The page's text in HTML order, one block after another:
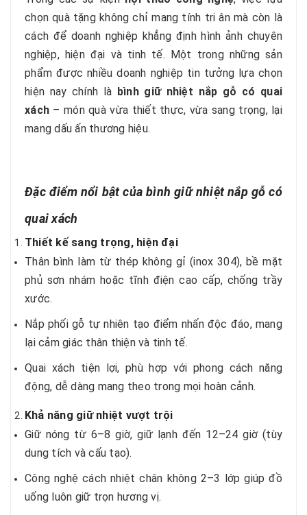
chọn quà tặng không chỉ mang tính tri ân mà còn là
cách để doanh nghiệp khẳng định hình ảnh chuyên
nghiệp, hiện đại và tinh tế. Một trong những sản
phẩm được nhiều doanh nghiệp tin tưởng lựa chọn
hiện nay chính là bình giữ nhiệt nắp gỗ có quai
xách – món quà vừa thiết thực, vừa sang trọng, lại
mang dấu ấn thương hiệu.
Đặc điểm nổi bật của bình giữ nhiệt nắp gỗ có
quai xách
Thiết kế sang trọng, hiện đại
Thân bình làm từ thép không gỉ (inox 304), bề mặt
phủ sơn nhám hoặc tĩnh điện cao cấp, chống trầy
xước.
Nắp phối gỗ tự nhiên tạo điểm nhấn độc đáo, mang
lại cảm giác thân thiện và tinh tế.
Quai xách tiện lợi, phù hợp với phong cách năng
động, dễ dàng mang theo trong mọi hoàn cảnh.
Khả năng giữ nhiệt vượt trội
Giữ nóng từ 6–8 giờ, giữ lạnh đến 12–24 giờ (tùy
dung tích và cấu tạo).
Công nghệ cách nhiệt chân không 2–3 lớp giúp đồ
uống luôn giữ trọn hương vị.